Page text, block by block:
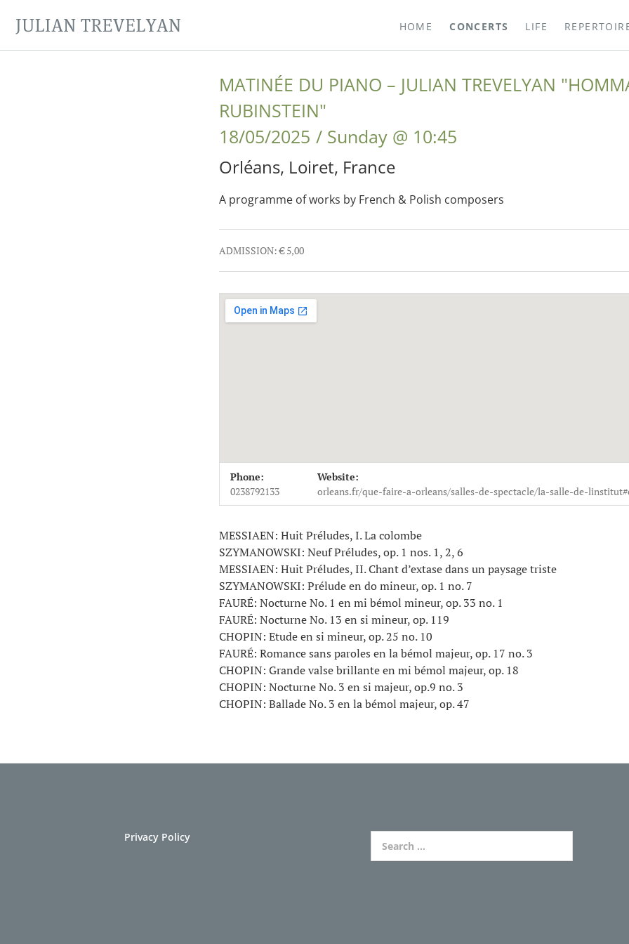
JULIAN TREVELYAN HOME CONCERTS LIFE
MATINÉE DU PIANO – JULIAN TREVELYAN
RUBINSTEIN"
18/05/2025
Sunday @ 10:45
Orléans, Loiret, France
A programme of works by French & Polish composers
Gig Details
ADMISSION: € 5,00
Venue Details
Address
Salle de l'Institut
4 Place Sainte-Croix
45000Orléans
0238792133
Phone:
0238792133
Website:
orleans.fr/que-faire-a-orleans/salles-de-spectacle/la-salle-de-
MESSIAEN: Huit Préludes, I. La colombe
SZYMANOWSKI: Neuf Préludes, op. 1 nos. 1, 2, 6
MESSIAEN: Huit Préludes, II. Chant d’extase dans un paysage triste
SZYMANOWSKI: Prélude en do mineur, op. 1 no. 7
FAURÉ: Nocturne No. 1 en mi bémol mineur, op. 33 no. 1
FAURÉ: Nocturne No. 13 en si mineur, op. 119
CHOPIN: Etude en si mineur, op. 25 no. 10
FAURÉ: Romance sans paroles en la bémol majeur, op. 17 no. 3
CHOPIN: Grande valse brillante en mi bémol majeur, op. 18
CHOPIN: Nocturne No. 3 en si majeur, op.9 no. 3
CHOPIN: Ballade No. 3 en la bémol majeur, op. 47
Privacy Policy Search for: